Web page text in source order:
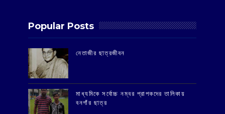
Popular Posts
‌নেতাজীর ছাত্রজীবন
মাধ্যমিকে সর্বোচ্চ নম্বর প্রাপকদের তালিকায়
বনগাঁর ছাত্র